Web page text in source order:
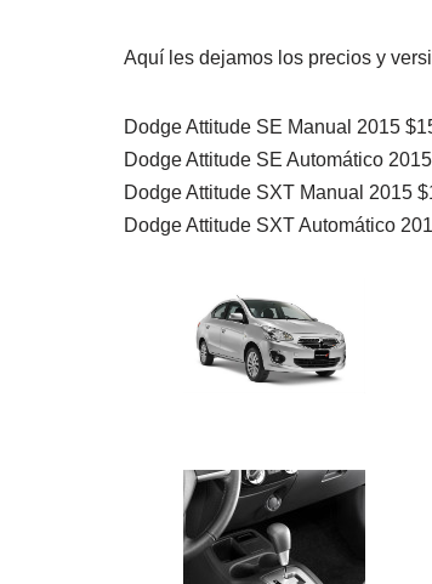
Aquí les dejamos los precios y
Dodge Attitude SE Manual 2015
Dodge Attitude SE Automático
Dodge Attitude SXT Manual 2015
Dodge Attitude SXT Automático